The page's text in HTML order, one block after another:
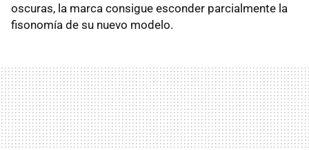
oscuras, la marca consigue esconder parcialmente la
fisonomía de su nuevo modelo.